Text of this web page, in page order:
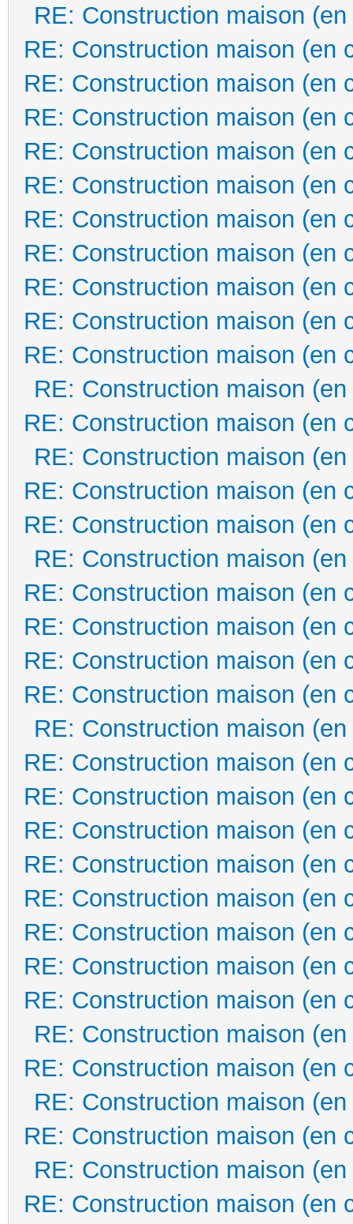
RE: Construction maison
RE: Construction maison (en
RE: Construction maison (en
RE: Construction maison (en
RE: Construction maison (en
RE: Construction maison (en
RE: Construction maison (en
RE: Construction maison (en
RE: Construction maison (en
RE: Construction maison (en
RE: Construction maison (en
RE: Construction maison
RE: Construction maison (en
RE: Construction maison
RE: Construction maison (en
RE: Construction maison (en
RE: Construction maison
RE: Construction maison (en
RE: Construction maison (en
RE: Construction maison (en
RE: Construction maison (en
RE: Construction maison
RE: Construction maison (en
RE: Construction maison (en
RE: Construction maison (en
RE: Construction maison (en
RE: Construction maison (en
RE: Construction maison (en
RE: Construction maison (en
RE: Construction maison (en
RE: Construction maison
RE: Construction maison (en
RE: Construction maison
RE: Construction maison (en
RE: Construction maison
RE: Construction maison (en